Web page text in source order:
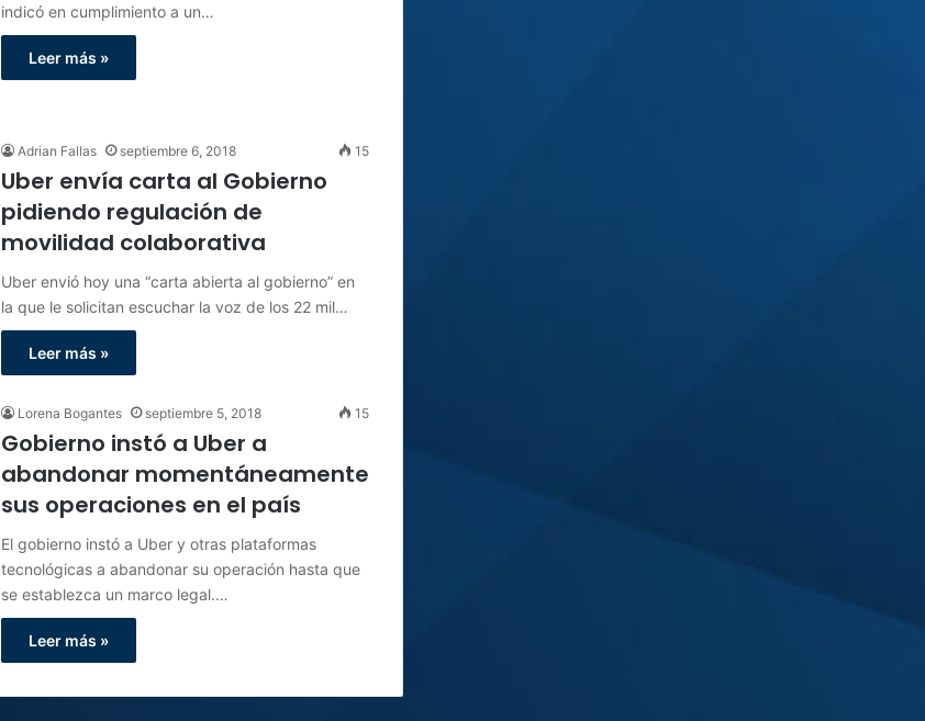
indicó en cumplimiento a un…
Leer más »
Adrian Fallas septiembre 6, 2018 15
Uber envía carta al Gobierno
pidiendo regulación de
movilidad colaborativa
Uber envió hoy una “carta abierta al gobierno” en
la que le solicitan escuchar la voz de los 22 mil…
Leer más »
Lorena Bogantes septiembre 5, 2018 15
Gobierno instó a Uber a
abandonar momentáneamente
sus operaciones en el país
El gobierno instó a Uber y otras plataformas
tecnológicas a abandonar su operación hasta que
se establezca un marco legal.…
Leer más »